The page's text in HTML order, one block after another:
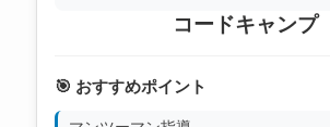
コードキャンプ
🎯 おすすめポイント